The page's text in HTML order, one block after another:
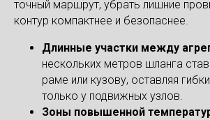
точный маршрут, убрать лишние
контур компактнее и безопаснее.
Длинные участки между
нескольких метров шланга
раме или кузову, оставляя
только у подвижных узлов.
Зоны повышенной